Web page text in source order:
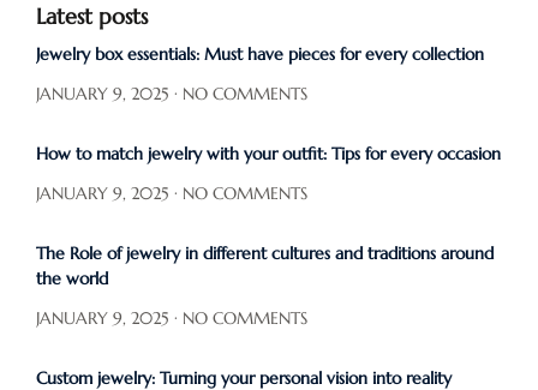
Latest posts
Jewelry box essentials: Must have pieces for every collection
JANUARY 9, 2025
NO COMMENTS
How to match jewelry with your outfit: Tips for every occasion
JANUARY 9, 2025
NO COMMENTS
The Role of jewelry in different cultures and traditions around
the world
JANUARY 9, 2025
NO COMMENTS
Custom jewelry: Turning your personal vision into reality